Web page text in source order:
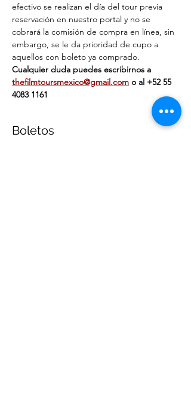
efectivo se realizan el día del tour previa
reservación en nuestro portal y no se
cobrará la comisión de compra en línea, sin
embargo, se le da prioridad de cupo a
aquellos con boleto ya comprado.
Cualquier duda puedes escribirnos a
thefilmtoursmexico@gmail.com o al ‭+‭52 55
4083 1161‬
Boletos